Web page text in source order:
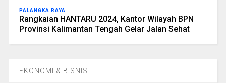
PALANGKA RAYA
Rangkaian HANTARU 2024, Kantor Wilayah BPN
Provinsi Kalimantan Tengah Gelar Jalan Sehat
EKONOMI & BISNIS